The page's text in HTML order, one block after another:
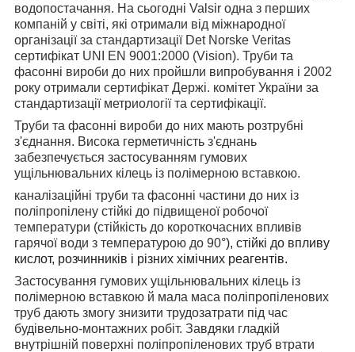
водопостачання. На сьогодні Valsir одна з перших
компаній у світі, які отримали від міжнародної
організації за стандартизації Det Norske Veritas
сертифікат UNI EN 9001:2000 (Vision). Труби та
фасонні вироби до них пройшли випробування і 2002
року отримали сертифікат Держі. комітет України за
стандартизації метриології та сертифікації.
Труби та фасонні вироби до них мають розтрубні
з'єднання. Висока герметичність з'єднань
забезпечується застосуванням гумових
ущільнювальних кілець із полімерною вставкою.
каналізаційні труби та фасонні частини до них із
поліпропілену стійкі до підвищеної робочої
температури (стійкість до короткочасних впливів
гарячої води з температурою до 90°), стійкі до впливу
кислот, розчинників і різних хімічних реагентів.
Застосування гумових ущільнювальних кілець із
полімерною вставкою й мала маса поліпропіленових
труб дають змогу знизити трудозатрати під час
будівельно-монтажних робіт. Завдяки гладкій
внутрішній поверхні поліпропіленових труб втрати